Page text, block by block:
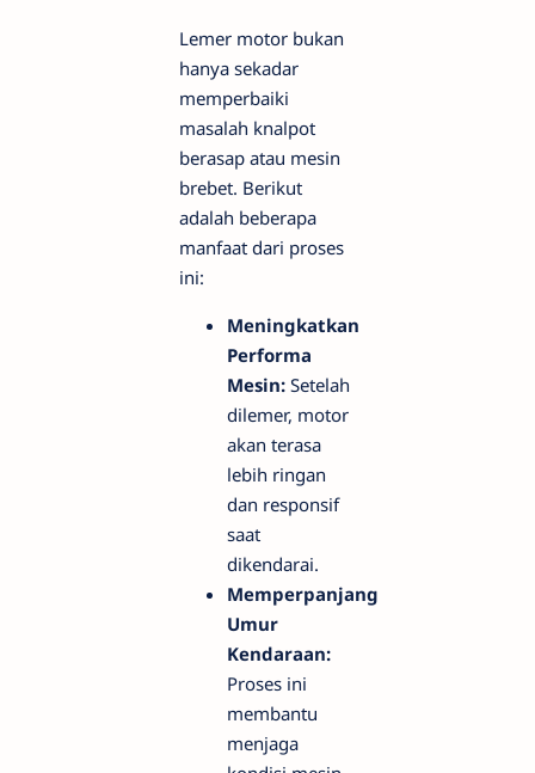
Lemer motor bukan
hanya sekadar
memperbaiki
masalah knalpot
berasap atau mesin
brebet. Berikut
adalah beberapa
manfaat dari proses
ini:
Meningkatkan
Performa
Mesin: Setelah
dilemer, motor
akan terasa
lebih ringan
dan responsif
saat
dikendarai.
Memperpanjang
Umur
Kendaraan:
Proses ini
membantu
menjaga